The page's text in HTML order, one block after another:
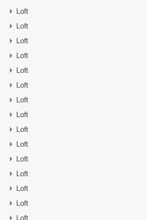
Loft
Loft
Loft
Loft
Loft
Loft
Loft
Loft
Loft
Loft
Loft
Loft
Loft
Loft
Loft